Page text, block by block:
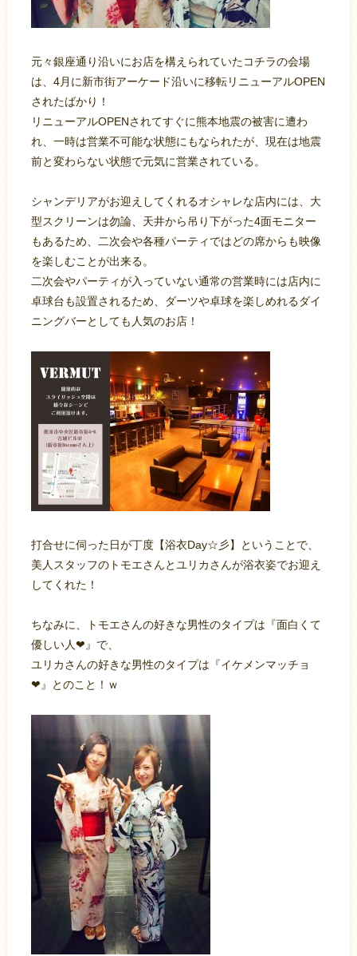
元々銀座通り沿いにお店を構えられていたコチラの会場
は、4月に新市街アーケード沿いに移転リニューアルOPEN
されたばかり！
リニューアルOPENされてすぐに熊本地震の被害に遭わ
れ、一時は営業不可能な状態にもなられたが、現在は地震
前と変わらない状態で元気に営業されている。
シャンデリアがお迎えしてくれるオシャレな店内には、大
型スクリーンは勿論、天井から吊り下がった4面モニター
もあるため、二次会や各種パーティではどの席からも映像
を楽しむことが出来る。
二次会やパーティが入っていない通常の営業時には店内に
卓球台も設置されるため、ダーツや卓球を楽しめれるダイ
ニングバーとしても人気のお店！
打合せに伺った日が丁度【浴衣Day☆彡】ということで、
美人スタッフのトモエさんとユリカさんが浴衣姿でお迎え
してくれた！
ちなみに、トモエさんの好きな男性のタイプは『面白くて
優しい人❤』で、
ユリカさんの好きな男性のタイプは『イケメンマッチョ
❤』とのこと！ｗ